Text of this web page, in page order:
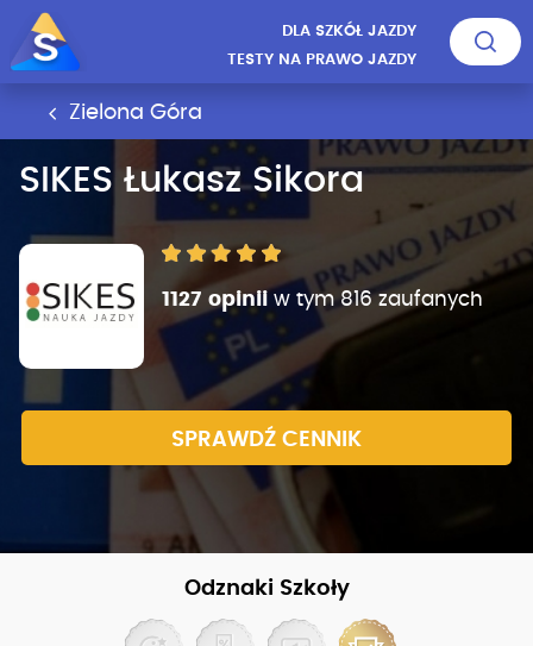
DLA SZKÓŁ JAZDY
TESTY NA PRAWO JAZDY
Zielona Góra
SIKES Łukasz Sikora
1127 opinii w tym 816 zaufanych
SPRAWDŹ CENNIK
Odznaki Szkoły